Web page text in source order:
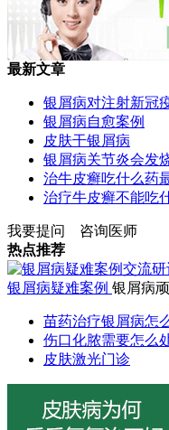
最新文章
银屑病对注射新冠
银屑病自愈案例
皮肤干银屑病
银屑病关节炎会发
治牛皮癣吃什么药
治疗牛皮癣不能吃
我要提问
咨询医师
热点推荐
银屑病疑难案例 银屑病
苗药治疗银屑病怎
伤口化脓需要怎么
皮肤激光门诊